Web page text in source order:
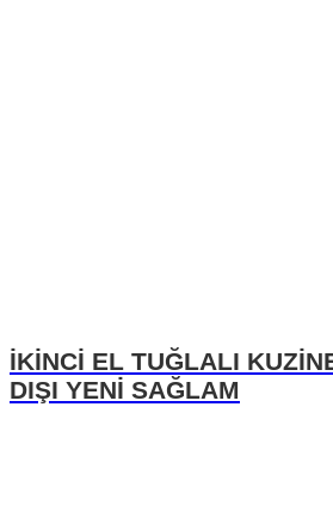
İKİNCİ EL TUĞLALI
DIŞI YENİ SAĞLAM